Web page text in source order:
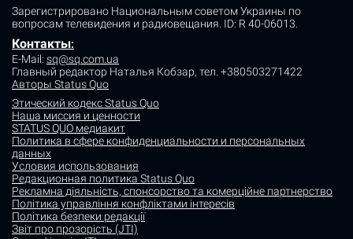
Зарегистрировано Национальным советом Украины по
вопросам телевидения и радиовещания. ID: R 40-06013.
Контакты:
E-Mail: sq@sq.com.ua
Главный редактор Наталья Кобзар, тел. +380503271422
Авторы Status Quo
Этический кодекс Status Quo
Наша миссия и ценности
STATUS QUO медиакит
Политика в сфере конфиденциальности и персональных
данных
Условия использования
Редакционная политика Status Quo
Рекламна діяльність, спонсорство та комерційне партнерство
Політика управління конфліктами інтересів
Політика безпеки редакції
Звіт про прозорість (JTI)